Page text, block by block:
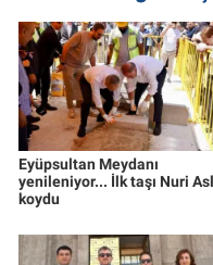
Eyüpsultan Meydanı
yenileniyor... İlk taşı Nuri
koydu